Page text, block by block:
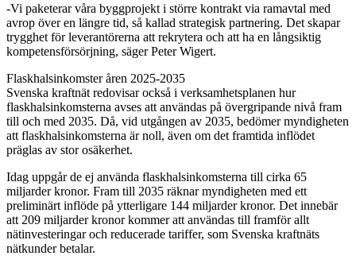
-Vi paketerar våra byggprojekt i större kontrakt via ramavtal med
avrop över en längre tid, så kallad strategisk partnering. Det skapar
trygghet för leverantörerna att rekrytera och att ha en långsiktig
kompetensförsörjning, säger Peter Wigert.
Flaskhalsinkomster åren 2025-2035
Svenska kraftnät redovisar också i verksamhetsplanen hur
flaskhalsinkomsterna avses att användas på övergripande nivå fram
till och med 2035. Då, vid utgången av 2035, bedömer myndigheten
att flaskhalsinkomsterna är noll, även om det framtida inflödet
präglas av stor osäkerhet.
Idag uppgår de ej använda flaskhalsinkomsterna till cirka 65
miljarder kronor. Fram till 2035 räknar myndigheten med ett
preliminärt inflöde på ytterligare 144 miljarder kronor. Det innebär
att 209 miljarder kronor kommer att användas till framför allt
nätinvesteringar och reducerade tariffer, som Svenska kraftnäts
nätkunder betalar.